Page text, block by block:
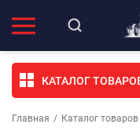
КАТАЛОГ
Главная / Каталог товаров